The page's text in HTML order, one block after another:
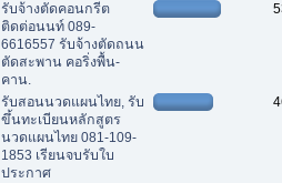
รับจ้างตัดคอนกรีต
ติดต่อนนท์ 089-
6616557 รับจ้างตัดถนน
ตัดสะพาน คอริ่งพื้น-
คาน.
รับสอนนวดแผนไทย, รับ
ขึ้นทะเบียนหลักสูตร
นวดแผนไทย 081-109-
1853 เรียนจบรับใบ
ประกาศ